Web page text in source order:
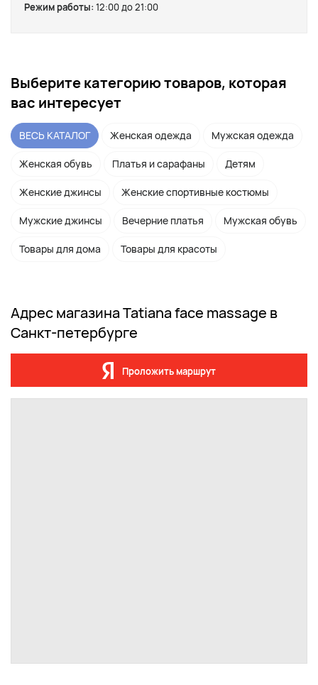
Режим работы: 12:00 до 21:00
Выберите категорию товаров, которая
вас интересует
ВЕСЬ КАТАЛОГ Женская одежда Мужская одежда
Женская обувь Платья и сарафаны Детям
Женские джинсы Женские спортивные костюмы
Мужские джинсы Вечерние платья Мужская обувь
Товары для дома Товары для красоты
Адрес магазина Tatiana face massage в
Санкт-петербурге
Проложить маршрут